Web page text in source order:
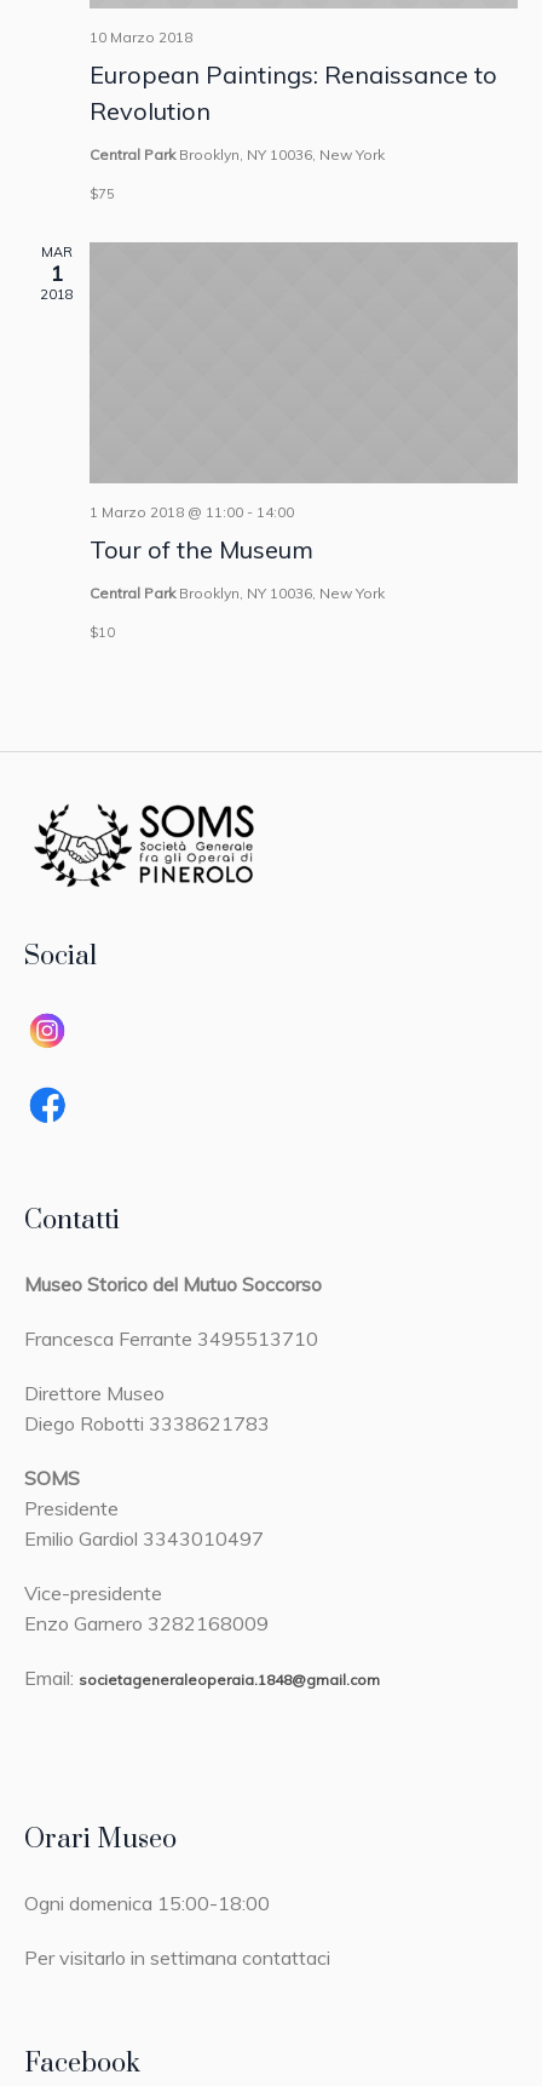
10 Marzo 2018
European Paintings: Renaissance to
Revolution
Central Park Brooklyn, NY 10036, New York
$75
MAR
1
2018
1 Marzo 2018 @ 11:00 - 14:00
Tour of the Museum
Central Park Brooklyn, NY 10036, New York
$10
Social
Contatti
Museo Storico del Mutuo Soccorso
Francesca Ferrante 3495513710
Direttore Museo
Diego Robotti 3338621783
SOMS
Presidente
Emilio Gardiol 3343010497
Vice-presidente
Enzo Garnero 3282168009
Email: societageneraleoperaia.1848@gmail.com
Orari Museo
Ogni domenica 15:00-18:00
Per visitarlo in settimana contattaci
Facebook